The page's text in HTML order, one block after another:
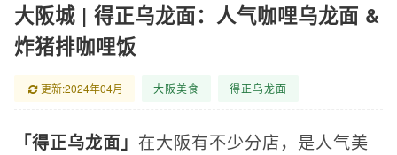
大阪城 | 得正乌龙面：人气咖哩乌龙面 &
炸猪排咖哩饭
更新:2024年04月 大阪美食 得正乌龙面
「得正乌龙面」 在大阪有不少分店，是人气美